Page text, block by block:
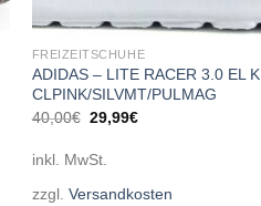
FREIZEITSCHUHE
ADIDAS – LITE RACER 3.0 EL K
CLPINK/SILVMT/PULMAG
40,00€ Ursprünglicher
Preis
40,00€
29,99€Aktueller
inkl. MwSt.
zzgl. Versandkosten